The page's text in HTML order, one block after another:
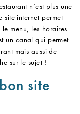
n’est plus une
site internet permet
menu, les horaires
un canal qui permet
mais aussi de
sur le sujet !
site